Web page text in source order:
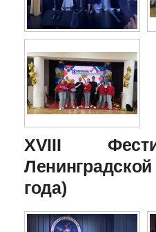
XVIII
года)